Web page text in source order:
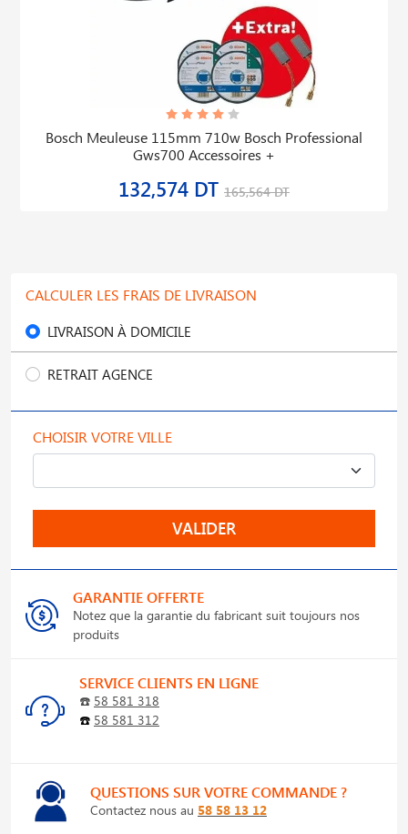
Bosch Meuleuse 115mm 710w Bosch Professional
Gws700 Accessoires +
132,574 DT 165,564 DT
CALCULER LES FRAIS DE LIVRAISON
LIVRAISON À DOMICILE
RETRAIT AGENCE
CHOISIR VOTRE VILLE
VALIDER
GARANTIE OFFERTE
Notez que la garantie du fabricant suit toujours nos
produits
SERVICE CLIENTS EN LIGNE
☎️ 58 581 318
☎️ 58 581 312
QUESTIONS SUR VOTRE COMMANDE ?
Contactez nous au 58 58 13 12